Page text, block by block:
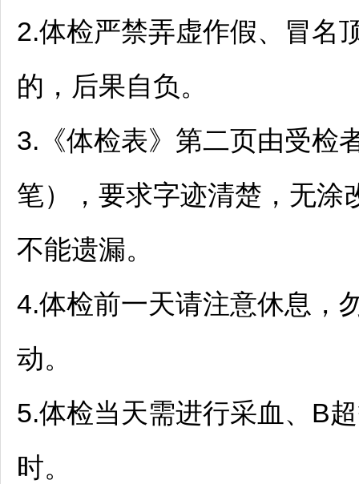
2.体检严禁弄虚作假、冒名
的，后果自负。
3.《体检表》第二页由受检
笔），要求字迹清楚，无涂
不能遗漏。
4.体检前一天请注意休息，
动。
5.体检当天需进行采血、B
时。